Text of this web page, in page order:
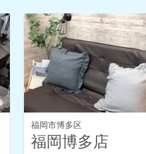
福岡市博多区
福岡博多店